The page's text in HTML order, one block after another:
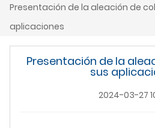
Presentación de la aleación de
aplicaciones
Presentación de la
sus
2024-03-27